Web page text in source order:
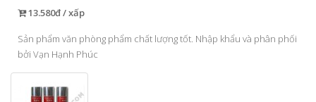
13.580đ / xấp
Sản phẩm văn phòng phẩm chất lượng tốt. Nhập khẩu và phân phối
bởi Vạn Hạnh Phúc